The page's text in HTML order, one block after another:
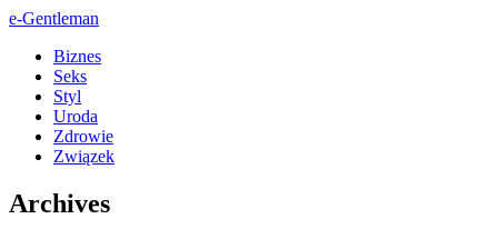
e-Gentleman
Biznes
Seks
Styl
Uroda
Zdrowie
Związek
Archives